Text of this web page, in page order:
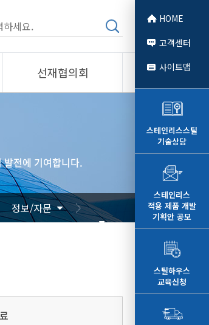
선재협의회
알림/자료
사진/영상
전에 기여합니다.
정보/자문
HOME
고객센터
사이트맵
스테인리스스틸
기술상담
스테인리스
적용 제품 개발
기획안 공모
스틸하우스
교육신청